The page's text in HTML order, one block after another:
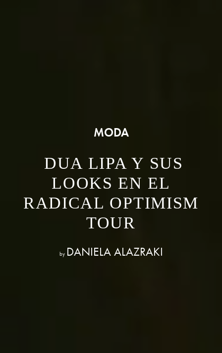
MODA
DUA LIPA Y SUS
LOOKS EN EL
RADICAL OPTIMISM
TOUR
by DANIELA ALAZRAKI